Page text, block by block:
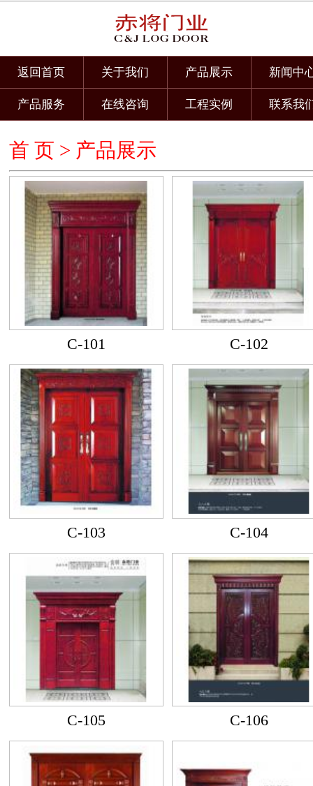
返回首页 关于我们 产品展示 新闻中
产品服务 在线咨询 工程实例 联系我
首 页 > 产品展示
C-101 C-102
C-103 C-104
C-105 C-106